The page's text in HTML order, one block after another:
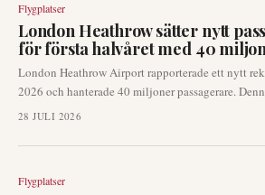
största nätverksflygbolag.
Flygplatser
London Heathrow sätter nytt
för första halvåret med 40
London Heathrow Airport rapporterade ett nytt
2026 och hanterade 40 miljoner passagerare.
tillsammans med en anmärkningsvärd ökning på
anslutningar. Rekordsiffrorna uppnåddes trots en
28 JULI 2026
Flygplatser